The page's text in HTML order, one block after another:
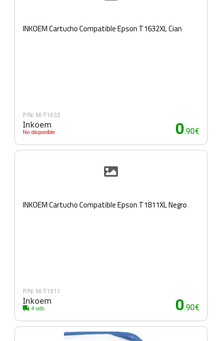
INKOEM Cartucho Compatible Epson T1632XL Cian
P/N: M-T1632
Inkoem
No disponible 0.90€
INKOEM Cartucho Compatible Epson T1811XL Negro
P/N: M-T1811
Inkoem
4 uds. 0.90€